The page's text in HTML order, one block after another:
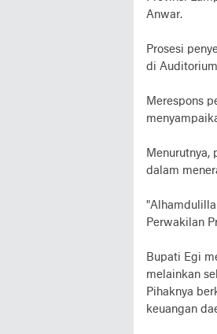
Anwar.
Prosesi
di
Merespons
Menurutnya,
dalam
Perwakilan
Bupati Egi
melainkan
Pihaknya
keuangan